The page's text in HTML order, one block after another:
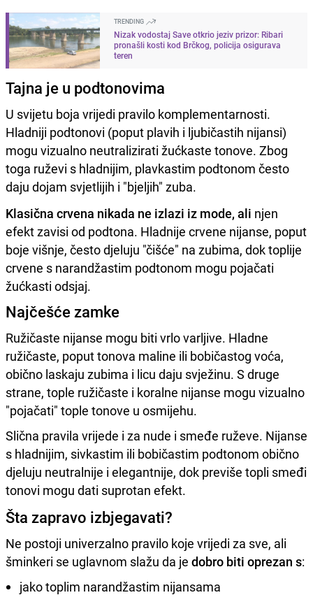
TRENDING
Nizak vodostaj Save otkrio jeziv prizor: Ribari
pronašli kosti kod Brčkog, policija osigurava
teren
Tajna je u podtonovima
U svijetu boja vrijedi pravilo komplementarnosti.
Hladniji podtonovi (poput plavih i ljubičastih nijansi)
mogu vizualno neutralizirati žućkaste tonove. Zbog
toga ruževi s hladnijim, plavkastim podtonom često
daju dojam svjetlijih i "bjeljih" zuba.
Klasična crvena nikada ne izlazi iz mode, ali njen
efekt zavisi od podtona. Hladnije crvene nijanse, poput
boje višnje, često djeluju "čišće" na zubima, dok toplije
crvene s narandžastim podtonom mogu pojačati
žućkasti odsjaj.
Najčešće zamke
Ružičaste nijanse mogu biti vrlo varljive. Hladne
ružičaste, poput tonova maline ili bobičastog voća,
obično laskaju zubima i licu daju svježinu. S druge
strane, tople ružičaste i koralne nijanse mogu vizualno
"pojačati" tople tonove u osmijehu.
Slična pravila vrijede i za nude i smeđe ruževe. Nijanse
s hladnijim, sivkastim ili bobičastim podtonom obično
djeluju neutralnije i elegantnije, dok previše topli smeđi
tonovi mogu dati suprotan efekt.
Šta zapravo izbjegavati?
Ne postoji univerzalno pravilo koje vrijedi za sve, ali
šminkeri se uglavnom slažu da je dobro biti oprezan s:
jako toplim narandžastim nijansama